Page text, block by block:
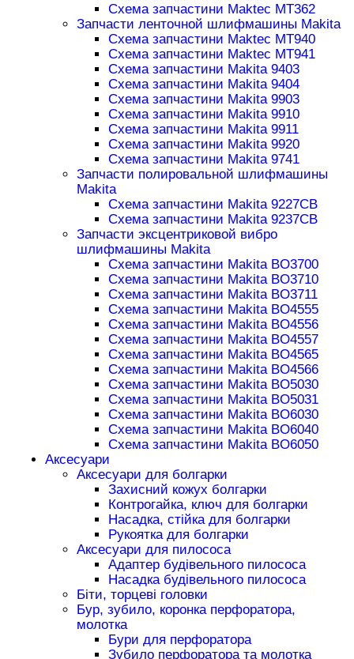
Схема запчастини Maktec MT362
Запчасти ленточной шлифмашины Makita
Схема запчастини Maktec MT940
Схема запчастини Maktec MT941
Схема запчастини Makita 9403
Схема запчастини Makita 9404
Схема запчастини Makita 9903
Схема запчастини Makita 9910
Схема запчастини Makita 9911
Схема запчастини Makita 9920
Схема запчастини Makita 9741
Запчасти полировальной шлифмашины
Makita
Схема запчастини Makita 9227CB
Схема запчастини Makita 9237CB
Запчасти эксцентриковой вибро
шлифмашины Makita
Схема запчастини Makita BO3700
Схема запчастини Makita BO3710
Схема запчастини Makita BO3711
Схема запчастини Makita BO4555
Схема запчастини Makita BO4556
Схема запчастини Makita BO4557
Схема запчастини Makita BO4565
Схема запчастини Makita BO4566
Схема запчастини Makita BO5030
Схема запчастини Makita BO5031
Схема запчастини Makita BO6030
Схема запчастини Makita BO6040
Схема запчастини Makita BO6050
Аксесуари
Аксесуари для болгарки
Захисний кожух болгарки
Контрогайка, ключ для болгарки
Насадка, стійка для болгарки
Рукоятка для болгарки
Аксесуари для пилососа
Адаптер будівельного пилососа
Насадка будівельного пилососа
Біти, торцеві головки
Бур, зубило, коронка перфоратора,
молотка
Бури для перфоратора
Зубило перфоратора та молотка